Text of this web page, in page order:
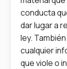
conducta
dar lugar a
ley.
cualquier
que viole o